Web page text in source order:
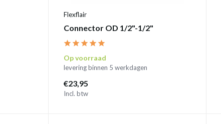
Flexflair
Connector OD 1/2"-1/2"
Op voorraad
levering binnen 5 werkdagen
€23,95
Incl. btw